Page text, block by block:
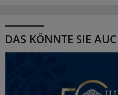
DAS KÖNNTE SIE